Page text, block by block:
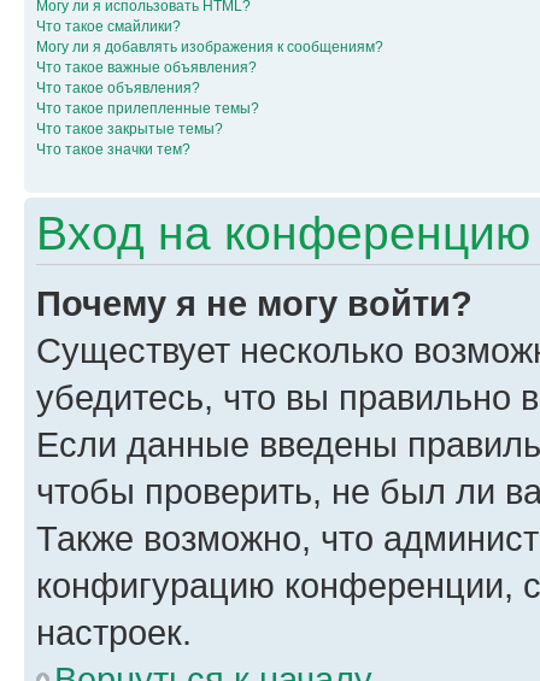
Могу ли я использовать HTML?
Что такое смайлики?
Могу ли я добавлять изображения к сообщениям?
Что такое важные объявления?
Что такое объявления?
Что такое прилепленные темы?
Что такое закрытые темы?
Что такое значки тем?
Вход на конференцию
Почему я не могу войти?
Существует несколько
убедитесь, что вы правильно
Если данные введены
чтобы проверить, не был ли
Также возможно, что
конфигурацию конференции,
настроек.